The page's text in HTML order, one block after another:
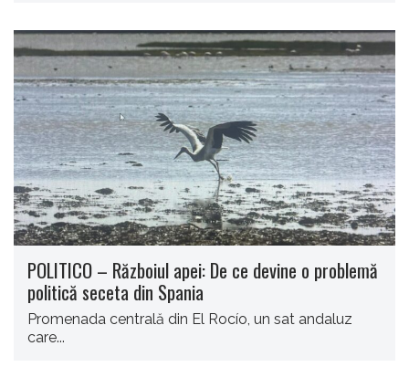
POLITICO – Războiul apei: De ce devine o problemă
politică seceta din Spania
Promenada centrală din El Rocío, un sat andaluz
care...